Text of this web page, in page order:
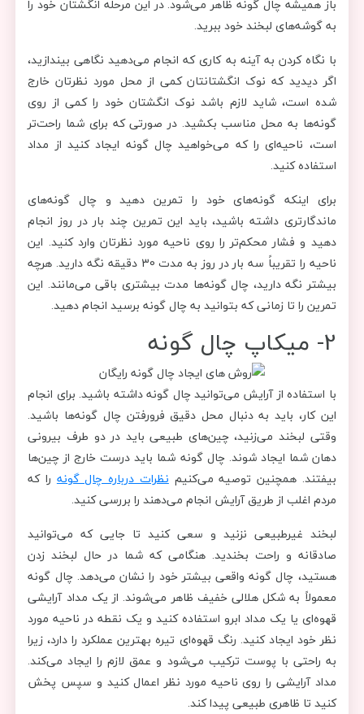
باز همیشه چال گونه ظاهر می‌شود. در این مرحله انگشتان خود را
به گوشه‌های لبخند خود ببرید.
با نگاه کردن به آینه به کاری که انجام می‌دهید نگاهی بیندازید،
اگر دیدید که نوک انگشتانتان کمی از محل مورد نظرتان خارج
شده است، شاید لازم باشد نوک انگشتان خود را کمی از روی
گونه‌ها به محل مناسب بکشید. در صورتی که برای شما راحت‌تر
است، ناحیه‌ای را که می‌خواهید چال گونه ایجاد کنید از مداد
استفاده کنید.
برای اینکه گونه‌های خود را تمرین دهید و چال گونه‌های
ماندگارتری داشته باشید، باید این تمرین چند بار در روز انجام
دهید و فشار محکم‌تر را روی ناحیه مورد نظرتان وارد کنید. این
ناحیه را تقریباً سه بار در روز به مدت 30 دقیقه نگه دارید. هرچه
بیشتر نگه دارید، چال گونه‌ها مدت بیشتری باقی می‌مانند. این
تمرین را تا زمانی که بتوانید به چال گونه برسید انجام دهید.
2- میکاپ چال گونه
با استفاده از آرایش می‌توانید چال گونه داشته باشید. برای انجام
این کار، باید به دنبال محل دقیق فرورفتن چال گونه‌ها باشید.
وقتی لبخند می‌زنید، چین‌های طبیعی باید در دو طرف بیرونی
دهان شما ایجاد شوند. چال گونه شما باید درست خارج از چین‌ها
بیفتند. همچنین توصیه می‌کنیمنظرات درباره چال گونهرا که
مردم اغلب از طریق آرایش انجام می‌دهند را بررسی کنید.
لبخند غیرطبیعی نزنید و سعی کنید تا جایی که می‌توانید
صادقانه و راحت بخندید. هنگامی که شما در حال لبخند زدن
هستید، چال گونه واقعی بیشتر خود را نشان می‌دهد. چال گونه
معمولاً به شکل هلالی خفیف ظاهر می‌شوند. از یک مداد آرایشی
قهوه‌ای یا یک مداد ابرو استفاده کنید و یک نقطه در ناحیه مورد
نظر خود ایجاد کنید. رنگ قهوه‌ای تیره بهترین عملکرد را دارد، زیرا
به راحتی با پوست ترکیب می‌شود و عمق لازم را ایجاد می‌کند.
مداد آرایشی را روی ناحیه مورد نظر اعمال کنید و سپس پخش
کنید تا ظاهری طبیعی پیدا کند.